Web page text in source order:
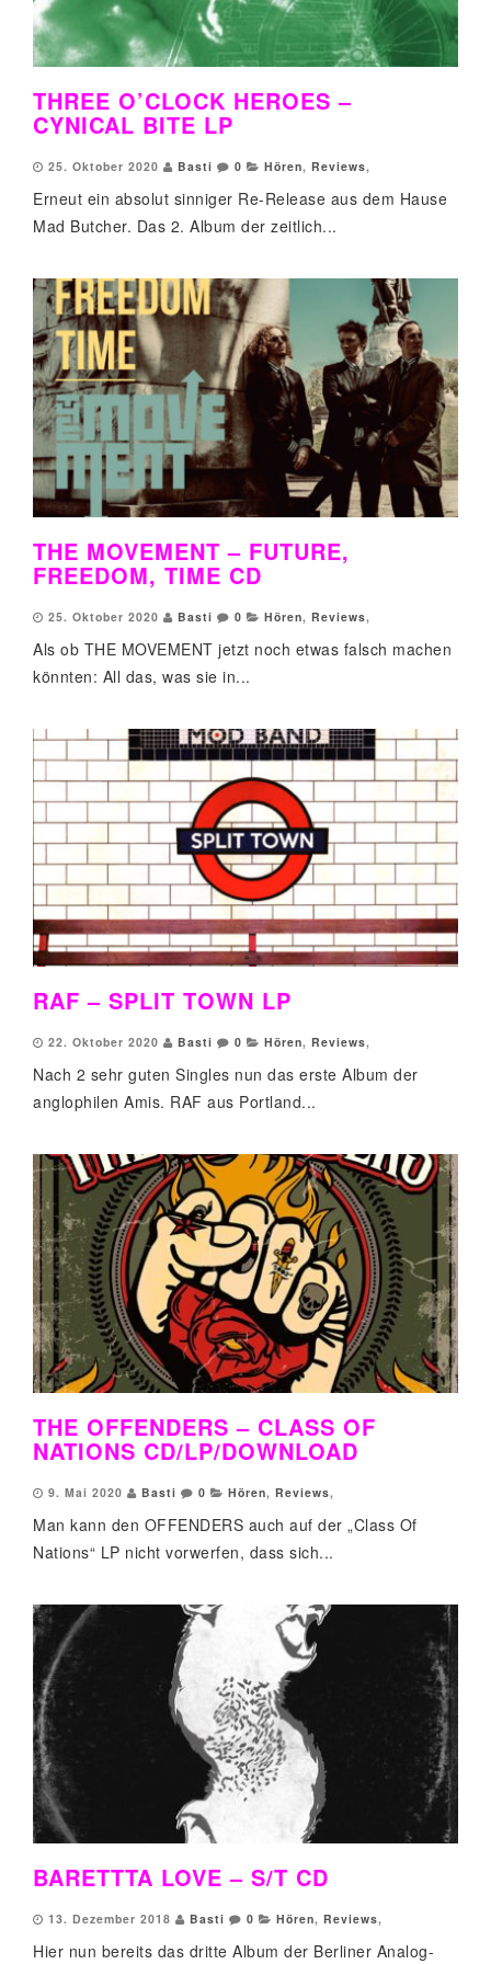
THREE O’CLOCK HEROES –
CYNICAL BITE LP
25. Oktober 2020 Basti 0 Hören, Reviews,
Erneut ein absolut sinniger Re-Release aus dem Hause
Mad Butcher. Das 2. Album der zeitlich...
THE MOVEMENT – FUTURE,
FREEDOM, TIME CD
25. Oktober 2020 Basti 0 Hören, Reviews,
Als ob THE MOVEMENT jetzt noch etwas falsch machen
könnten: All das, was sie in...
RAF – SPLIT TOWN LP
22. Oktober 2020 Basti 0 Hören, Reviews,
Nach 2 sehr guten Singles nun das erste Album der
anglophilen Amis. RAF aus Portland...
THE OFFENDERS – CLASS OF
NATIONS CD/LP/DOWNLOAD
9. Mai 2020 Basti 0 Hören, Reviews,
Man kann den OFFENDERS auch auf der „Class Of
Nations“ LP nicht vorwerfen, dass sich...
BARETTTA LOVE – S/T CD
13. Dezember 2018 Basti 0 Hören, Reviews,
Hier nun bereits das dritte Album der Berliner Analog-